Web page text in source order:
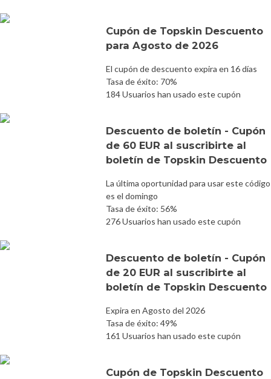
Cupón de Topskin Descuento
para Agosto de 2026
El cupón de descuento expira en 16 días
Tasa de éxito: 70%
184 Usuarios han usado este cupón
Descuento de boletín - Cupón
de 60 EUR al suscribirte al
boletín de Topskin Descuento
La última oportunidad para usar este código
es el domingo
Tasa de éxito: 56%
276 Usuarios han usado este cupón
Descuento de boletín - Cupón
de 20 EUR al suscribirte al
boletín de Topskin Descuento
Expira en Agosto del 2026
Tasa de éxito: 49%
161 Usuarios han usado este cupón
Cupón de Topskin Descuento